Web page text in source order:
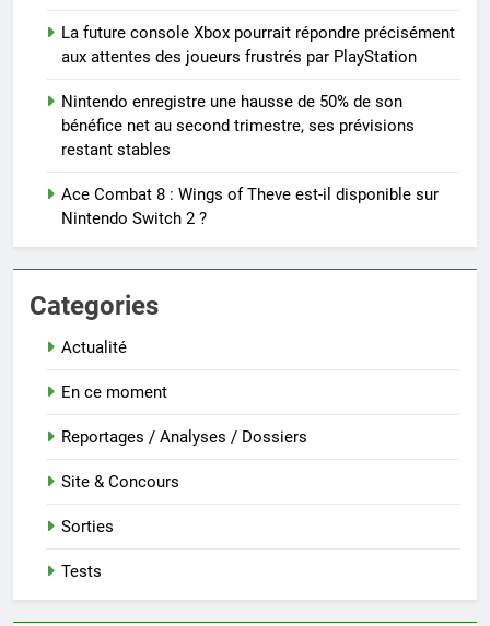
La future console Xbox pourrait répondre précisément
aux attentes des joueurs frustrés par PlayStation
Nintendo enregistre une hausse de 50% de son
bénéfice net au second trimestre, ses prévisions
restant stables
Ace Combat 8 : Wings of Theve est-il disponible sur
Nintendo Switch 2 ?
Categories
Actualité
En ce moment
Reportages / Analyses / Dossiers
Site & Concours
Sorties
Tests